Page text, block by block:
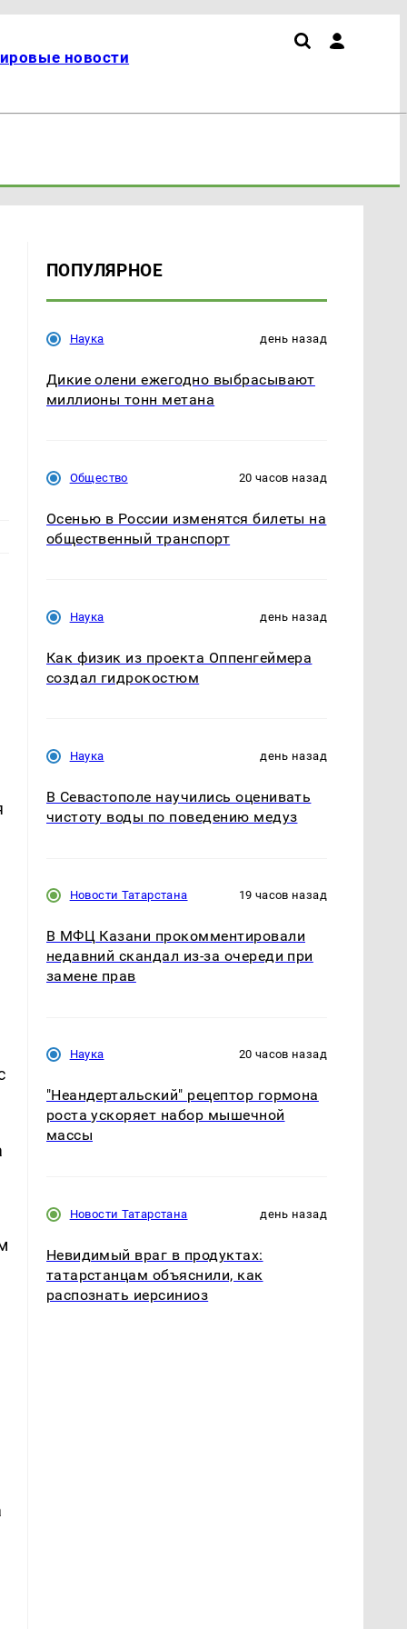
новости
ПОПУЛЯРНОЕ
Наука день назад
Дикие олени ежегодно выбрасывают
миллионы тонн метана
Общество 20 часов назад
Осенью в России изменятся билеты на
общественный транспорт
Наука день назад
Как физик из проекта Оппенгеймера
создал гидрокостюм
Наука день назад
В Севастополе научились оценивать
чистоту воды по поведению медуз
Новости Татарстана 19 часов назад
В МФЦ Казани прокомментировали
недавний скандал из-за очереди при
замене прав
Наука 20 часов назад
"Неандертальский" рецептор гормона
роста ускоряет набор мышечной
массы
Новости Татарстана день назад
Невидимый враг в продуктах:
татарстанцам объяснили, как
распознать иерсиниоз